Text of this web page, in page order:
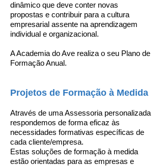
dinâmico que deve conter novas
propostas e contribuir para a cultura
empresarial assente na aprendizagem
individual e organizacional.
A Academia do Ave realiza o seu Plano de
Formação Anual.
Projetos de Formação à Medida
Através de uma Assessoria personalizada
respondemos de forma eficaz às
necessidades formativas específicas de
cada cliente/empresa.
Estas soluções de formação à medida
estão orientadas para as empresas e